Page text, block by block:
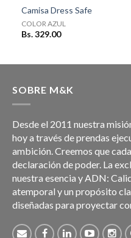
Camisa Dress Safe
COLOR AZUL
Bs. 329.00
SOBRE M&K
Desde el 2011 nuestra
hoy a través de prendas
ambición. Creemos que
declaración de poder. La
nuestra esencia y ADN:
atemporal y un propósito
diseñadas para proyectar